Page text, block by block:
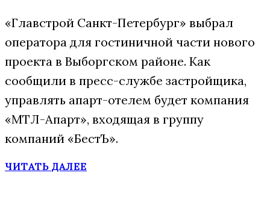
«Главстрой Санкт-Петербург» выбрал
оператора для гостиничной части нового
проекта в Выборгском районе. Как
сообщили в пресс-службе застройщика,
управлять апарт-отелем будет компания
«МТЛ-Апарт», входящая в группу
компаний «БестЪ».
ЧИТАТЬ ДАЛЕЕ